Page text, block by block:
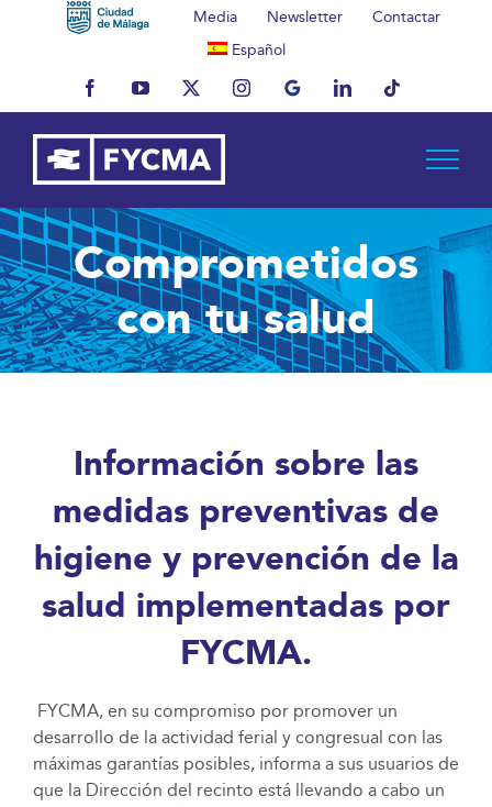
Media Newsletter
Contactar
Español
FacebookYouTubeX InstagramMyBusinessLinkedInTiktok
Comprometidos
con tu salud
Información sobre las
medidas preventivas de
higiene y prevención de la
salud implementadas por
FYCMA.
FYCMA, en su compromiso por promover un
desarrollo de la actividad ferial y congresual con las
máximas garantías posibles, informa a sus usuarios de
que la Dirección del recinto está llevando a cabo un